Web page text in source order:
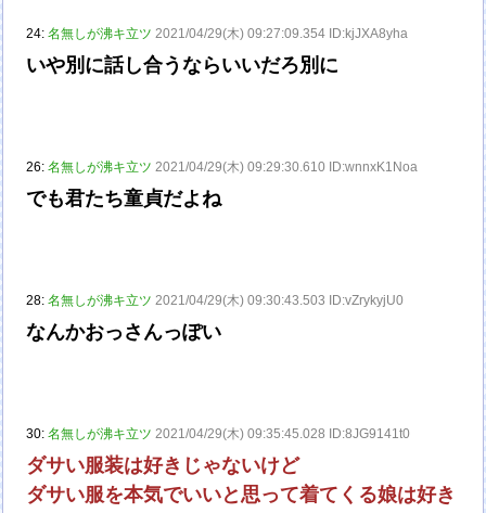
24:名無しが沸キ立ツ 2021/04/29(木) 09:27:09.354 ID:kjJXA8yha
いや別に話し合うならいいだろ別に
26:名無しが沸キ立ツ 2021/04/29(木) 09:29:30.610 ID:wnnxK1Noa
でも君たち童貞だよね
28:名無しが沸キ立ツ 2021/04/29(木) 09:30:43.503 ID:vZrykyjU0
なんかおっさんっぽい
30:名無しが沸キ立ツ 2021/04/29(木) 09:35:45.028 ID:8JG9141t0
ダサい服装は好きじゃないけど
ダサい服を本気でいいと思って着てくる娘は好き